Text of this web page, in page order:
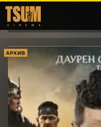
АРХИВ